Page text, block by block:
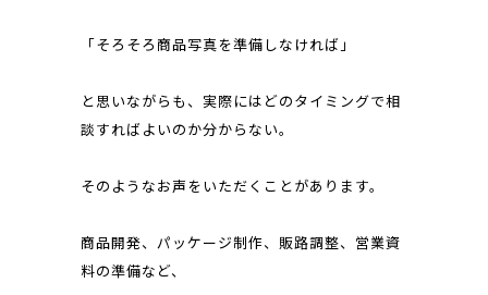
「そろそろ商品写真を準備しなければ」
と思いながらも、実際にはどのタイミングで相
談すればよいのか分からない。
そのようなお声をいただくことがあります。
商品開発、パッケージ制作、販路調整、営業資
料の準備など、